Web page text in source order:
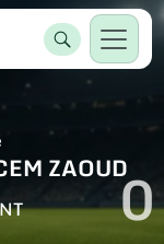
ZAOUD0